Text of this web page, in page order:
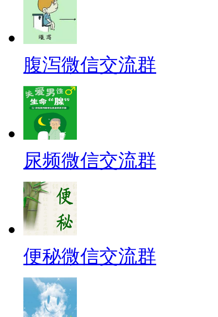
腹泻微信交流群
尿频微信交流群
便秘微信交流群